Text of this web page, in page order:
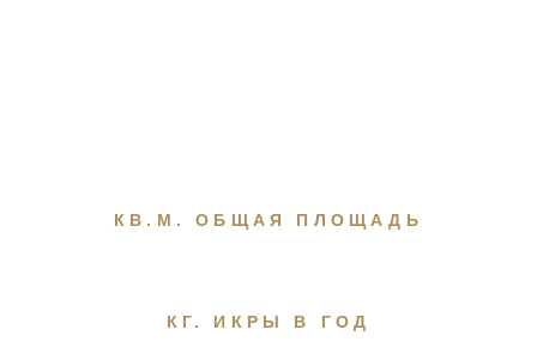
КВ.М. ОБЩАЯ ПЛОЩАДЬ
КГ. ИКРЫ В ГОД